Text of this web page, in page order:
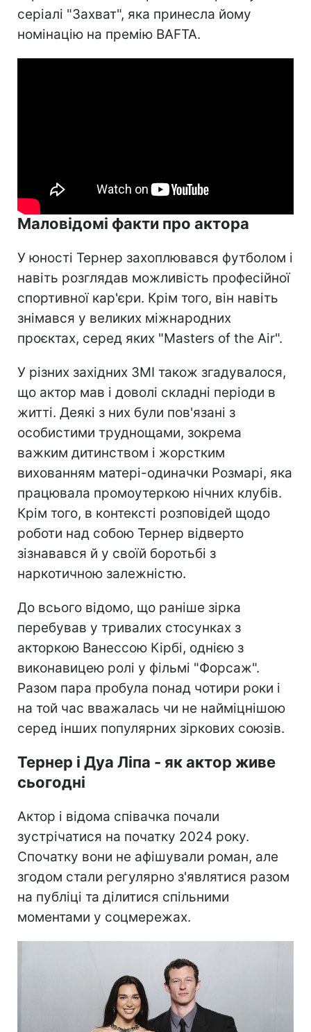
серіалі "Захват", яка принесла йому
номінацію на премію BAFTA.
Маловідомі факти про актора
У юності Тернер захоплювався футболом і
навіть розглядав можливість професійної
спортивної кар'єри. Крім того, він навіть
знімався у великих міжнародних
проєктах, серед яких "Masters of the Air".
У різних західних ЗМІ також згадувалося,
що актор мав і доволі складні періоди в
житті. Деякі з них були пов'язані з
особистими труднощами, зокрема
важким дитинством і жорстким
вихованням матері-одиначки Розмарі, яка
працювала промоутеркою нічних клубів.
Крім того, в контексті розповідей щодо
роботи над собою Тернер відверто
зізнавався й у своїй боротьбі з
наркотичною залежністю.
До всього відомо, що раніше зірка
перебував у тривалих стосунках з
акторкою Ванессою Кірбі, однією з
виконавицею ролі у фільмі "Форсаж".
Разом пара пробула понад чотири роки і
на той час вважалась чи не найміцнішою
серед інших популярних зіркових союзів.
Тернер і Дуа Ліпа - як актор живе
сьогодні
Актор і відома співачка почали
зустрічатися на початку 2024 року.
Спочатку вони не афішували роман, але
згодом стали регулярно з'являтися разом
на публіці та ділитися спільними
моментами у соцмережах.